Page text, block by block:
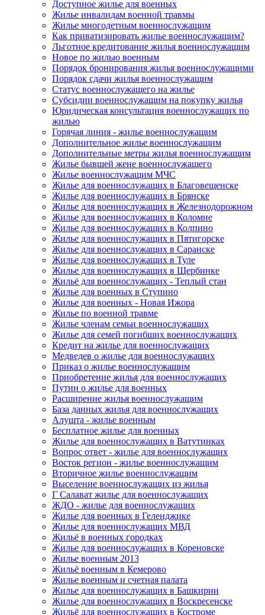
Доступное жилье для военных
Жилье инвалидам военной травмы
Жилье многодетным военнослужащим
Как приватизировать жилье военнослужащим?
Льготное кредитование жилья военнослужащим
Новое по жилью военным
Порядок бронирования жилья военнослужащими
Порядок сдачи жилья военнослужащим
Статус военнослужащего на жилье
Субсидии военнослужащим на покупку жилья
Юридическая консультация военнослужащих по
жилью
Горячая линия - жилье военнослужащим
Дополнительное жилье военнослужащим
Дополнительные метры жилья военнослужащим
Жилье бывшей жене военнослужащего
Жилье военнослужащим МЧС
Жилье для военнослужащих в Благовещенске
Жилье для военнослужащих в Брянске
Жилье для военнослужащих в Железнодорожном
Жилье для военнослужащих в Коломне
Жилье для военнослужащих в Колпино
Жилье для военнослужащих в Пятигорске
Жилье для военнослужащих в Саранске
Жилье для военнослужащих в Туле
Жилье для военнослужащих в Щербинке
Жильё для военнослужащих - Теплый стан
Жилье для военных в Ступино
Жилье для военных - Новая Ижора
Жилье по военной травме
Жилье членам семьи военнослужащих
Жилье для семей погибших военнослужащих
Кредит на жилье для военнослужащих
Медведев о жилье для военнослужащих
Приказ о жилье военнослужащим
Приобретение жилья для военнослужащих
Путин о жилье для военных
Расширение жилья военнослужащим
База данных жилья для военнослужащих
Алушта - жилье военным
Бесплатное жилье для военных
Жилье для военнослужащих в Ватутинках
Вопрос ответ - жилье для военнослужащих
Восток регион - жилье военнослужащим
Вторичное жилье военнослужащим
Выселение военнослужащих из жилья
Г Салават жилье для военнослужащих
ЖДО - жилье для военнослужащих
Жилье для военных в Геленджике
Жилье для военнослужащих МВД
Жильё в военных городках
Жилье для военнослужащих в Кореновске
Жилье военным 2013
Жильё военным в Кемерово
Жилье военным и счетная палата
Жилье для военнослужащих в Башкирии
Жилье для военнослужащих в Воскресенске
Жильё для военнослужащих в Костроме